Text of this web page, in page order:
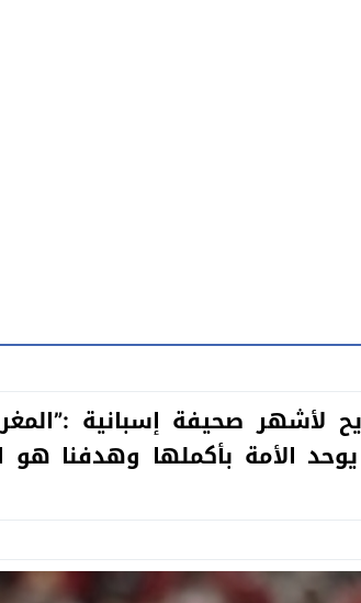
لأشهر صحيفة إسبانية
الأمة بأكملها وهدفنا